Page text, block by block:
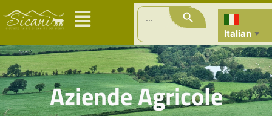
Search
for:
Search Button
Italian ▼
Aziende Agricole